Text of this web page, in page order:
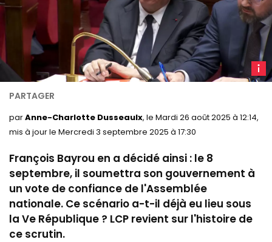
parAnne-Charlotte Dusseaulx, le Mardi 26 août 2025 à 12:14,
mis à jour le Mercredi 3 septembre 2025 à 17:30
François Bayrou en a décidé ainsi : le 8
septembre, il soumettra son gouvernement à
un vote de confiance de l'Assemblée
nationale. Ce scénario a-t-il déjà eu lieu sous
la Ve République ? LCP revient sur l'histoire de
ce scrutin.